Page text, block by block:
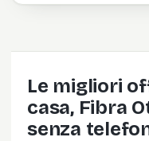
Le migliori
casa, Fibra
senza